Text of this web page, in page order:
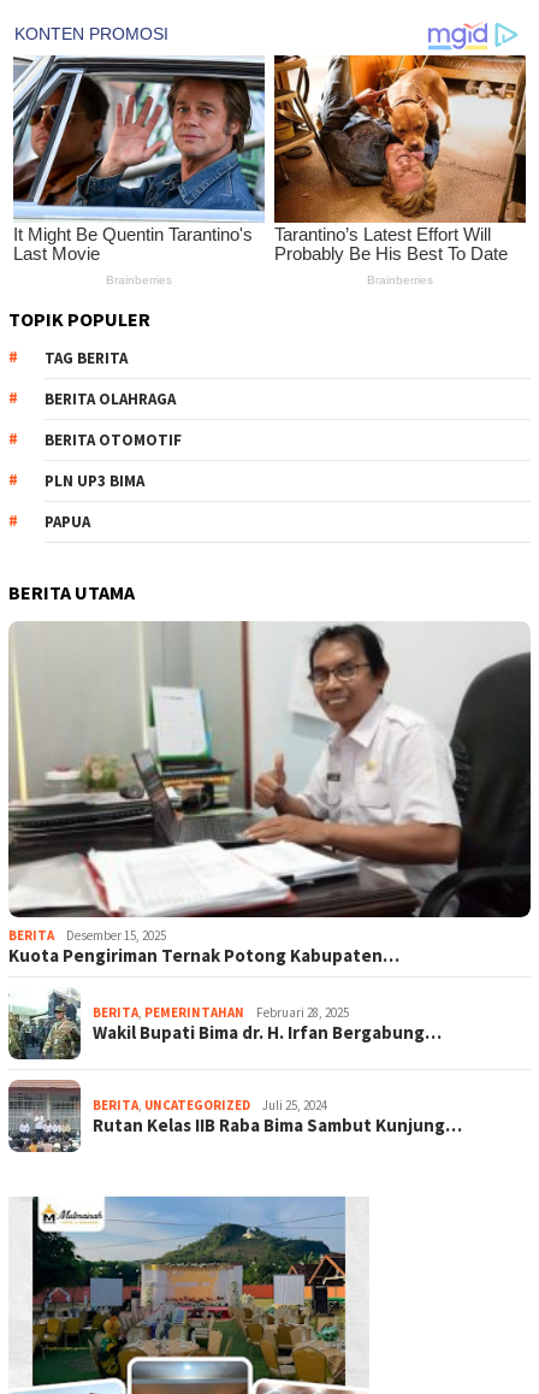
TOPIK POPULER
TAG BERITA
BERITA OLAHRAGA
BERITA OTOMOTIF
PLN UP3 BIMA
PAPUA
BERITA UTAMA
BERITA Desember 15, 2025
Kuota Pengiriman Ternak Potong Kabupaten…
BERITA PEMERINTAHAN Februari 28, 2025
Wakil Bupati Bima dr. H. Irfan Bergabung…
BERITA UNCATEGORIZED Juli 25, 2024
Rutan Kelas IIB Raba Bima Sambut Kunjung…